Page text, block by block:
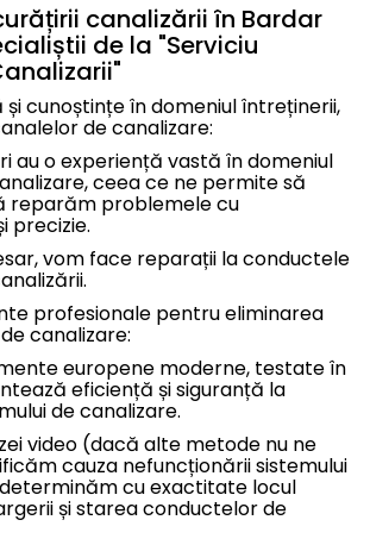
canalizării în Bardar
de la "Serviciu
și cunoștințe în domeniul întreținerii,
de canalizare:
au o experiență vastă în domeniul
ceea ce ne permite să
reparăm problemele cu
precizie.
vom face reparații la conductele
profesionale pentru eliminarea
canalizare:
europene moderne, testate în
eficiență și siguranță la
de canalizare.
video (dacă alte metode nu ne
cauza nefuncționării sistemului
cu exactitate locul
și starea conductelor de